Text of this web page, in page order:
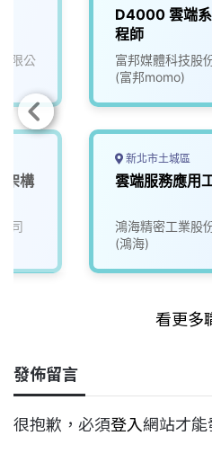
限公
架構
司
D4000 雲端
程師
富邦媒體科技股
(富邦momo)
新北市土城區
雲端服務應用
鴻海精密工業股
(鴻海)
看更多
發佈留言
很抱歉，必須登入網站才能